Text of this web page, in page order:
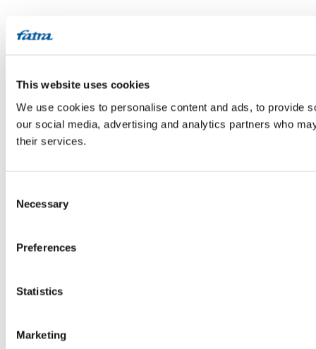
This website uses cookies
We use cookies to personalise content and ads, to provide
our social media, advertising and analytics partners who
their services.
Selection
Necessary
Preferences
Statistics
Marketing